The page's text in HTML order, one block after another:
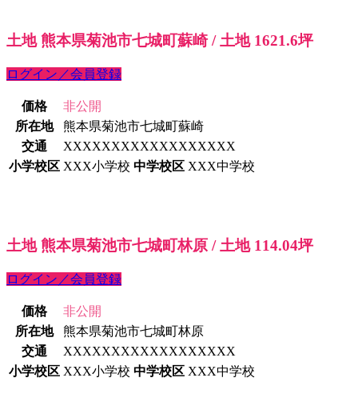
土地 熊本県菊池市七城町蘇崎 / 土地 1621.6坪
ログイン／会員登録
価格
非公開
所在地
熊本県菊池市七城町蘇崎
交通
XXXXXXXXXXXXXXXXXX
小学校区 XXX小学校 中学校区 XXX中学校
土地 熊本県菊池市七城町林原 / 土地 114.04坪
ログイン／会員登録
価格
非公開
所在地
熊本県菊池市七城町林原
交通
XXXXXXXXXXXXXXXXXX
小学校区 XXX小学校 中学校区 XXX中学校